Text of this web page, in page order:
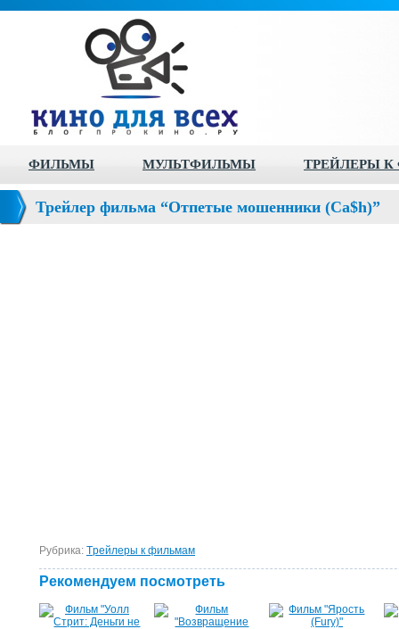
ФИЛЬМЫ МУЛЬТФИЛЬМЫ ТРЕЙЛЕРЫ
Трейлер фильма “Отпетые мошенники (Ca$h)”
Рубрика: Tрейлеры к фильмам
Рекомендуем посмотреть